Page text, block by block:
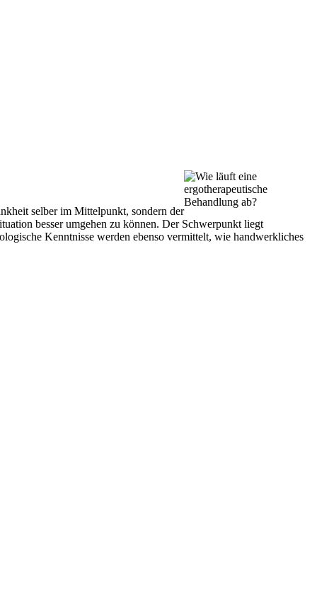
selber im Mittelpunkt, sondern der
besser umgehen zu können. Der Schwerpunkt liegt
Kenntnisse werden ebenso vermittelt, wie handwerkliches